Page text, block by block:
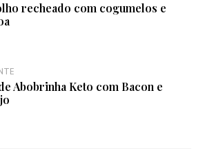
recheado com cogumelos e
Abobrinha Keto com Bacon e